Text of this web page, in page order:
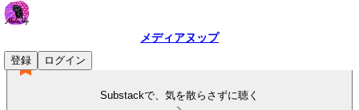
メディアヌップ
登録
ログイン
Substackで、気を散らさずに聴く